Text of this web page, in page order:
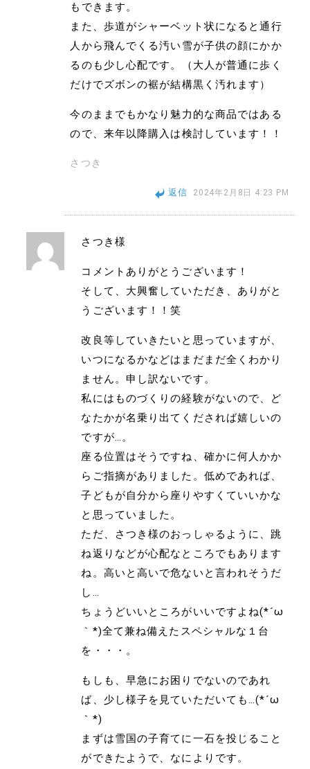
もできます。
また、歩道がシャーベット状になると通行
人から飛んでくる汚い雪が子供の顔にかか
るのも少し心配です。（大人が普通に歩く
だけでズボンの裾が結構黒く汚れます）
今のままでもかなり魅力的な商品ではある
ので、来年以降購入は検討しています！！
さつき
返信 2024年2月8日 4:23 PM
さつき様
コメントありがとうございます！
そして、大興奮していただき、ありがと
うございます！！笑
改良等していきたいと思っていますが、
いつになるかなどはまだまだ全くわかり
ません。申し訳ないです。
私にはものづくりの経験がないので、ど
なたかが名乗り出てくだされば嬉しいの
ですが…。
座る位置はそうですね、確かに何人かか
らご指摘がありました。低めであれば、
子どもが自分から座りやすくていいかな
と思っていました。
ただ、さつき様のおっしゃるように、跳
ね返りなどが心配なところでもあります
ね。高いと高いで危ないと言われそうだ
し…
ちょうどいいところがいいですよね(*´ω
｀*)全て兼ね備えたスペシャルな１台
を・・・。
もしも、早急にお困りでないのであれ
ば、少し様子を見ていただいても…(*´ω
｀*)
まずは雪国の子育てに一石を投じること
ができたようで、なによりです。